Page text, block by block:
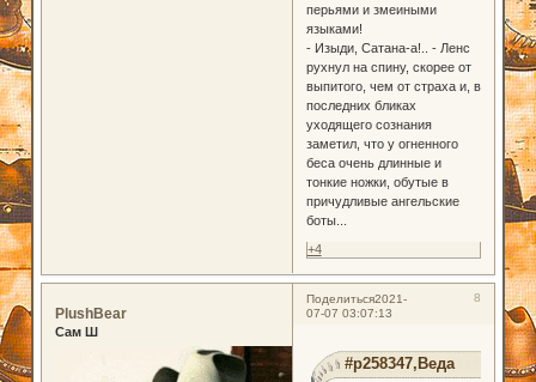
перьями и змеиными
языками!
- Изыди, Сатана-а!.. - Ленс
рухнул на спину, скорее от
выпитого, чем от страха и, в
последних бликах
уходящего сознания
заметил, что у огненного
беса очень длинные и
тонкие ножки, обутые в
причудливые ангельские
боты...
+4
Поделиться 8
2021-
07-07 03:07:13
PlushBear
Сам Ш
#p258347,Веда